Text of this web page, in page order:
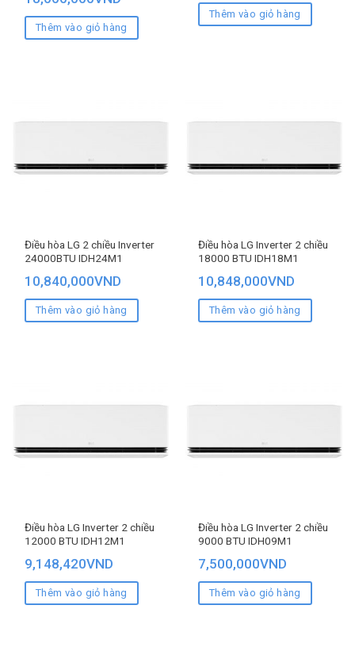
Thêm vào giỏ hàng
Thêm vào giỏ hàng
Điều hòa LG 2 chiều Inverter
24000BTU IDH24M1
10,840,000VND
Thêm vào giỏ hàng
Điều hòa LG Inverter 2 chiều
18000 BTU IDH18M1
10,848,000VND
Thêm vào giỏ hàng
Điều hòa LG Inverter 2 chiều
12000 BTU IDH12M1
9,148,420VND
Thêm vào giỏ hàng
Điều hòa LG Inverter 2 chiều
9000 BTU IDH09M1
7,500,000VND
Thêm vào giỏ hàng